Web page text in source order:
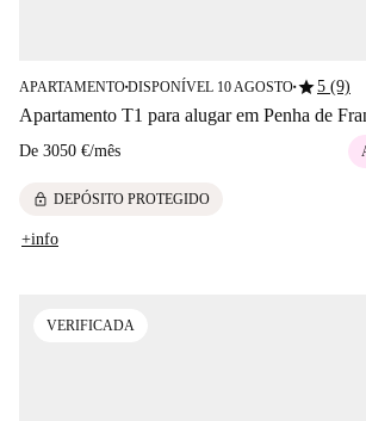
APARTAMENTO■DISPONÍVEL 10 AGOSTO■star5 (9)
Apartamento T1 para alugar em Penha de
De 3050 €/mês
lock DEPÓSITO PROTEGIDO
+info
VERIFICADA